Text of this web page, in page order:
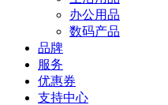
办公用品
数码产品
品牌
服务
优惠券
支持中心